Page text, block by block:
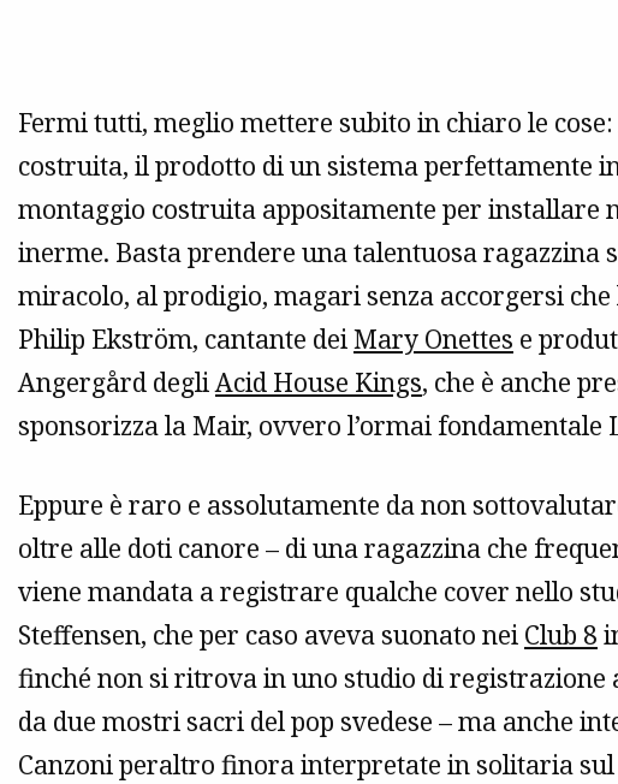
Fermi tutti, meglio mettere subito in chiaro le
costruita, il prodotto di un sistema perfettamente
montaggio costruita appositamente per installare
inerme. Basta prendere una talentuosa ragazzina
miracolo, al prodigio, magari senza accorgersi
Philip Ekström, cantante deiMary Onettes e
Angergård degliAcid House Kings, che è anche
sponsorizza la Mair, ovvero l’ormai fondamentale
Eppure è raro e assolutamente da non
oltre alle doti canore – di una ragazzina che
viene mandata a registrare qualche cover nello
Steffensen, che per caso aveva suonato nei Club 8
finché non si ritrova in uno studio di registrazione
da due mostri sacri del pop svedese – ma anche
Canzoni peraltro finora interpretate in solitaria sul